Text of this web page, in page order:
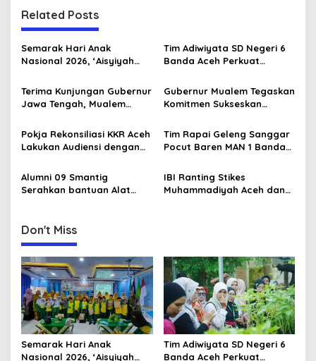
n
a
v
i
g
a
t
i
o
n
Related Posts
Semarak Hari Anak
Nasional 2026, ‘Aisyiyah
Perlombaan Kreatif di
Universitas Ahmad Dahlan
Tim Adiwiyata SD Negeri 6
Banda Aceh Perkuat
Kunjungan Lapangan “FOLU
Goes to School”
Terima Kunjungan Gubernur
Jawa Tengah, Mualem
Daerah
Gubernur Mualem Tegaskan
Komitmen Sukseskan
di Aceh
Pokja Rekonsiliasi KKR Aceh
Lakukan Audiensi dengan
Aceh Bahas Kurikulum
Pendidikan Damai
Tim Rapai Geleng Sanggar
Pocut Baren MAN 1 Banda
Internasional di Malaysia
Alumni 09 Smantig
Serahkan bantuan Alat
IBI Ranting Stikes
Muhammadiyah Aceh dan
Don't Miss
Semarak Hari Anak
Nasional 2026, ‘Aisyiyah
Tim Adiwiyata SD Negeri 6
Banda Aceh Perkuat